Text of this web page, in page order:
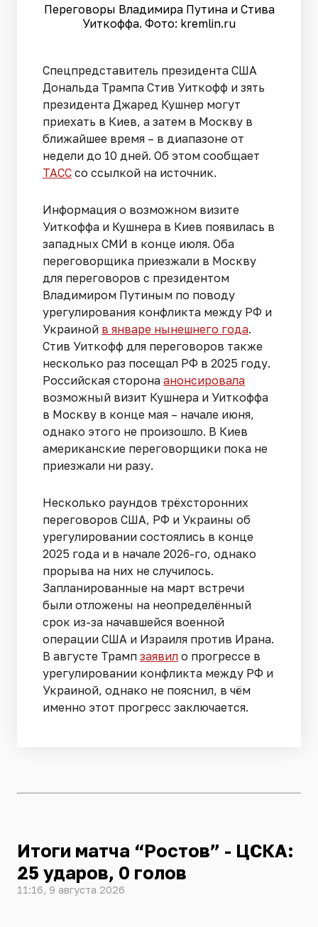
Переговоры Владимира Путина и Стива
Уиткоффа. Фото: kremlin.ru
Спецпредставитель президента США
Дональда Трампа Стив Уиткофф и зять
президента Джаред Кушнер могут
приехать в Киев, а затем в Москву в
ближайшее время – в диапазоне от
недели до 10 дней. Об этом сообщает
ТАСС со ссылкой на источник.
Информация о возможном визите
Уиткоффа и Кушнера в Киев появилась в
западных СМИ в конце июля. Оба
переговорщика приезжали в Москву
для переговоров с президентом
Владимиром Путиным по поводу
урегулирования конфликта между РФ и
Украиной в январе нынешнего года.
Стив Уиткофф для переговоров также
несколько раз посещал РФ в 2025 году.
Российская сторона анонсировала
возможный визит Кушнера и Уиткоффа
в Москву в конце мая – начале июня,
однако этого не произошло. В Киев
американские переговорщики пока не
приезжали ни разу.
Несколько раундов трёхсторонних
переговоров США, РФ и Украины об
урегулировании состоялись в конце
2025 года и в начале 2026-го, однако
прорыва на них не случилось.
Запланированные на март встречи
были отложены на неопределённый
срок из-за начавшейся военной
операции США и Израиля против Ирана.
В августе Трамп заявил о прогрессе в
урегулировании конфликта между РФ и
Украиной, однако не пояснил, в чём
именно этот прогресс заключается.
Итоги матча “Ростов” - ЦСКА:
25 ударов, 0 голов
11:16, 9 августа 2026